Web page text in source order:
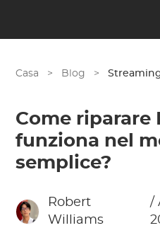
Casa > Blog >
Come riparare
funziona nel
semplice?
Robert
Williams
/